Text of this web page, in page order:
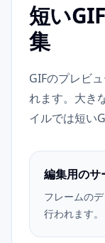
短い
集
GIFのプレビ
れます。大き
イルでは短い
編集用のサ
フレームの
行われます。